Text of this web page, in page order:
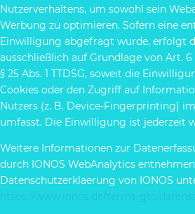
Nutzerverhaltens, um sowohl sein
Werbung zu optimieren. Sofern eine
Einwilligung abgefragt wurde, erfolgt
ausschließlich auf Grundlage von Art. 6
§ 25 Abs. 1 TTDSG, soweit die
Cookies oder den Zugriff auf
Nutzers (z. B. Device-Fingerprinting) im
umfasst. Die Einwilligung ist jederzeit
Weitere Informationen zur
durch IONOS WebAnalytics
Datenschutzerklaerung von IONOS
https://www.ionos.de/terms-gtc/